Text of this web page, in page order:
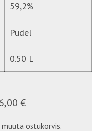
59,2%
Pudel
0.50 L
€
ostukorvis.